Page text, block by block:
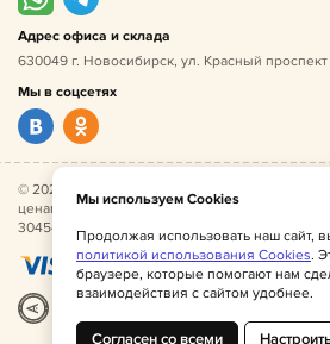
Адрес офиса и склада
630049 г. Новосибирск, ул. Красный
Мы в соцсетях
© 2026 Нафаня — оптовые поставки детской
ценам производителя. ИНН 541005493544,
304541027500052.
Мы используем Cookies
Продолжая использовать наш сайт,
политикой использования Cookies.
браузере, которые помогают нам
взаимодействия с сайтом удобнее.
Согласен со всеми